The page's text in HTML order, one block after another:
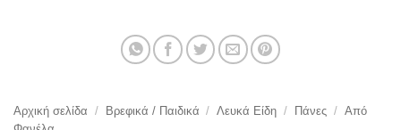
Αρχική σελίδα / Βρεφικά / Παιδικά / Λευκά Είδη / Πάνες / Από